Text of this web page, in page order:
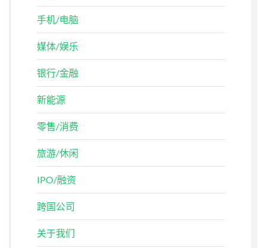
手机/电脑
媒体/娱乐
银行/金融
新能源
零售/消费
旅游/休闲
IPO/融资
跨国公司
关于我们